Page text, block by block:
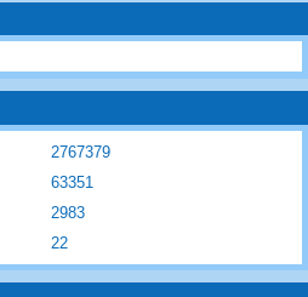
22
2767379
63351
2983